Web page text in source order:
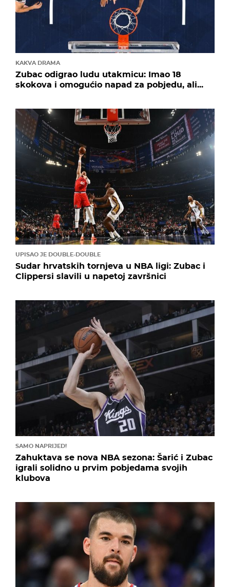
KAKVA DRAMA
Zubac odigrao ludu utakmicu: Imao 18
skokova i omogućio napad za pobjedu, ali...
UPISAO JE DOUBLE-DOUBLE
Sudar hrvatskih tornjeva u NBA ligi: Zubac i
Clippersi slavili u napetoj završnici
SAMO NAPRIJED!
Zahuktava se nova NBA sezona: Šarić i Zubac
igrali solidno u prvim pobjedama svojih
klubova